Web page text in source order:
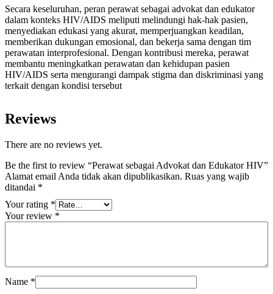
Secara keseluruhan, peran perawat sebagai advokat dan edukator
dalam konteks HIV/AIDS meliputi melindungi hak-hak pasien,
menyediakan edukasi yang akurat, memperjuangkan keadilan,
memberikan dukungan emosional, dan bekerja sama dengan tim
perawatan interprofesional. Dengan kontribusi mereka, perawat
membantu meningkatkan perawatan dan kehidupan pasien
HIV/AIDS serta mengurangi dampak stigma dan diskriminasi yang
terkait dengan kondisi tersebut
Reviews
There are no reviews yet.
Be the first to review “Perawat sebagai Advokat dan Edukator HIV”
Alamat email Anda tidak akan dipublikasikan. Ruas yang wajib
ditandai *
Your rating *
Your review *
Name *